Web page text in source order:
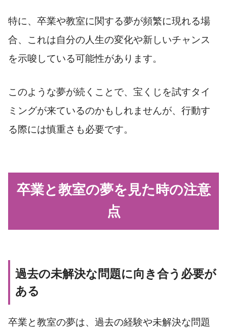
特に、卒業や教室に関する夢が頻繁に現れる場
合、これは自分の人生の変化や新しいチャンス
を示唆している可能性があります。
このような夢が続くことで、宝くじを試すタイ
ミングが来ているのかもしれませんが、行動す
る際には慎重さも必要です。
卒業と教室の夢を見た時の注意
点
過去の未解決な問題に向き合う必要が
ある
卒業と教室の夢は、過去の経験や未解決な問題